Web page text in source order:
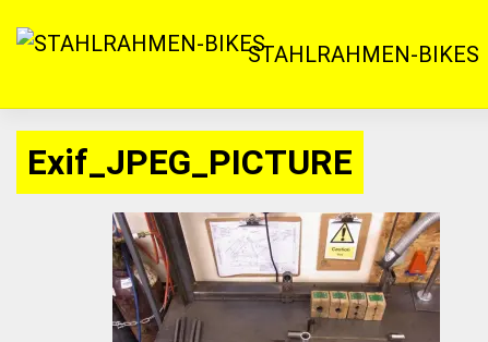
Inhalt
STAHLRAHMEN-BIKES
Exif_JPEG_PICTURE